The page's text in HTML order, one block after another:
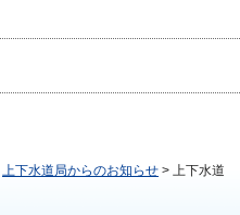
上下水道局からのお知らせ > 上下水道